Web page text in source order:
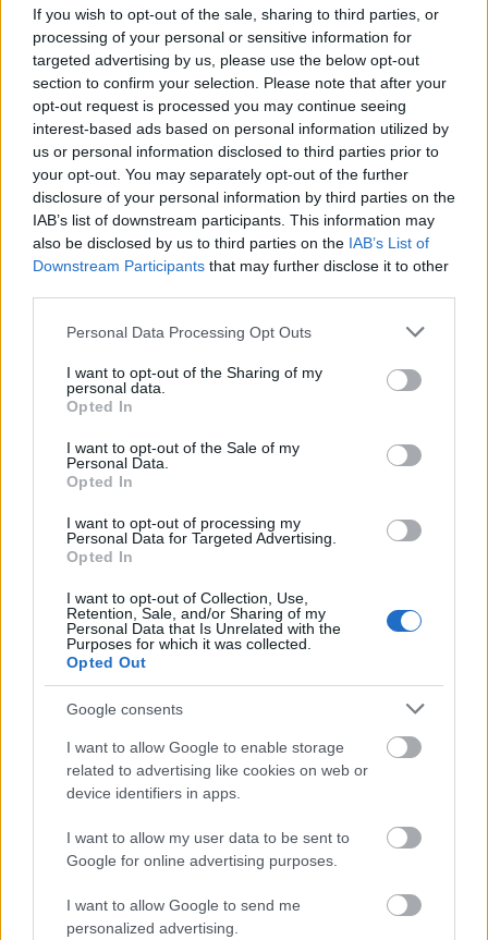
If you wish to opt-out of the sale, sharing to third parties, or
processing of your personal or sensitive information for
targeted advertising by us, please use the below opt-out
section to confirm your selection. Please note that after your
opt-out request is processed you may continue seeing
interest-based ads based on personal information utilized by
us or personal information disclosed to third parties prior to
your opt-out. You may separately opt-out of the further
disclosure of your personal information by third parties on the
IAB’s list of downstream participants. This information may
also be disclosed by us to third parties on the IAB’s List of
Downstream Participants that may further disclose it to other
Please note that this website/app uses one or more Google
not limited to your visit or usage behaviour. You may click to
grant or deny consent to Google and its third-party tags to
use your data for below specified purposes in below Google
consent section.
Personal Data Processing Opt Outs
I want to opt-out of the Sharing of my
personal data.
Opted In
I want to opt-out of the Sale of my
Personal Data.
Opted In
I want to opt-out of processing my
Personal Data for Targeted Advertising.
Opted In
I want to opt-out of Collection, Use,
Retention, Sale, and/or Sharing of my
Personal Data that Is Unrelated with the
Purposes for which it was collected.
Opted Out
Google consents
I want to allow Google to enable storage
related to advertising like cookies on web or
device identifiers in apps.
I want to allow my user data to be sent to
Google for online advertising purposes.
I want to allow Google to send me
personalized advertising.
Név
E-mail cím
Feliratkozom a hírlevélre és elfogadom azadatvédelmi
szabályzatot!
FELIRATKOZÁS
Aktuális
árnyékában?
másodfokúra csökken a riasztás
HIRDETÉS
HIRDETÉS